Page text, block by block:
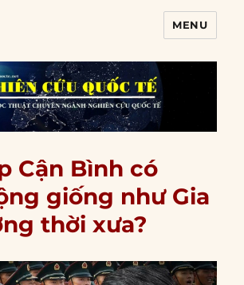
MENU
Cận Bình có
giống như Gia
thời xưa?